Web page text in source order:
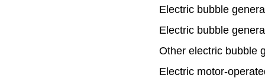
Electric bubble
Electric bubble
Other electric bubble
Electric motor-